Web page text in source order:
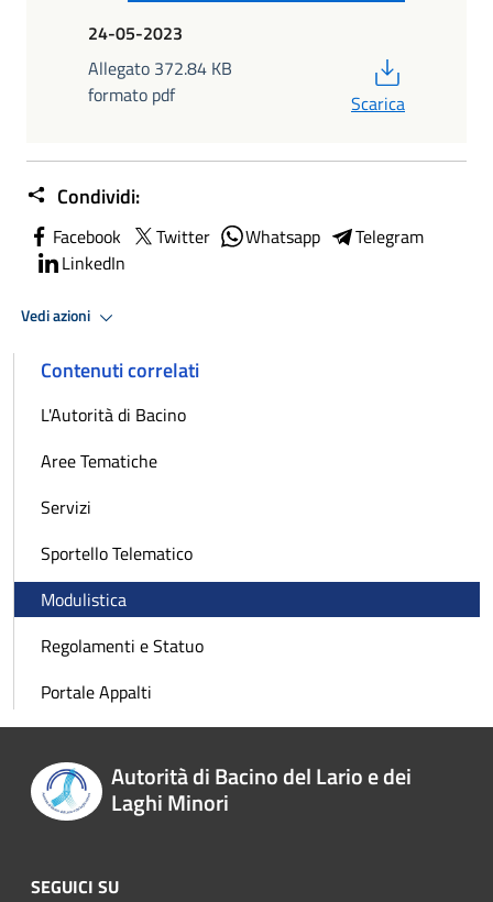
24-05-2023
Allegato 372.84 KB
formato pdf
Scarica
Condividi:
Facebook Twitter Whatsapp
Telegram
LinkedIn
Vedi azioni
Contenuti correlati
L'Autorità di Bacino
Aree Tematiche
Servizi
Sportello Telematico
Modulistica
Regolamenti e Statuo
Portale Appalti
Autorità di Bacino del Lario e dei
Laghi Minori
SEGUICI SU